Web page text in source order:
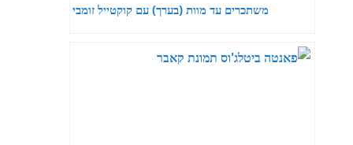
משתכרים עד מוות (בערך) עם קוקטייל זומבי